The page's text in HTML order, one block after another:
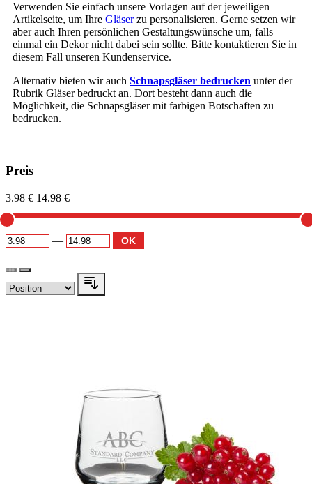
Verwenden Sie einfach unsere Vorlagen auf der jeweiligen
Artikelseite, um Ihre Gläserzu personalisieren. Gerne setzen wir
aber auch Ihren persönlichen Gestaltungswünsche um, falls
einmal ein Dekor nicht dabei sein sollte. Bitte kontaktieren Sie in
diesem Fall unseren Kundenservice.
Alternativ bieten wir auch Schnapsgläser bedrucken unter der
Rubrik Gläser bedruckt an. Dort besteht dann auch die
Möglichkeit, die Schnapsgläser mit farbigen Botschaften zu
bedrucken.
Preis
3.98 € 14.98 €
— OK